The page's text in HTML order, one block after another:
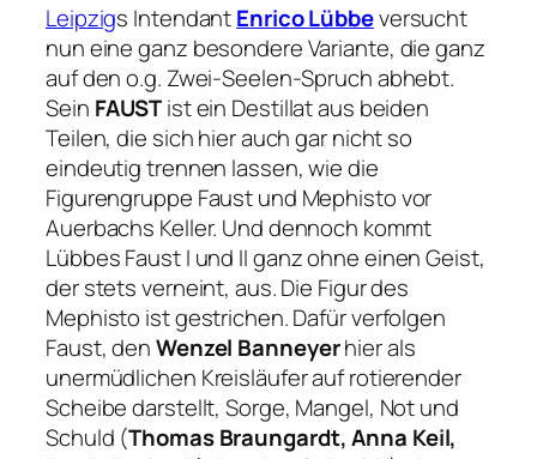
Leipzigs IntendantEnrico Lübbeversucht
nun eine ganz besondere Variante, die ganz
auf den o.g. Zwei-Seelen-Spruch abhebt.
Sein FAUSTist ein Destillat aus beiden
Teilen, die sich hier auch gar nicht so
eindeutig trennen lassen, wie die
Figurengruppe Faust und Mephisto vor
Auerbachs Keller. Und dennoch kommt
LübbesFaust I und IIganz ohne einen Geist,
der stets verneint, aus. Die Figur des
Mephisto ist gestrichen. Dafür verfolgen
Faust, denWenzel Banneyerhier als
unermüdlichen Kreisläufer auf rotierender
Scheibe darstellt, Sorge, Mangel, Not und
Schuld (Thomas Braungardt, Anna Keil,